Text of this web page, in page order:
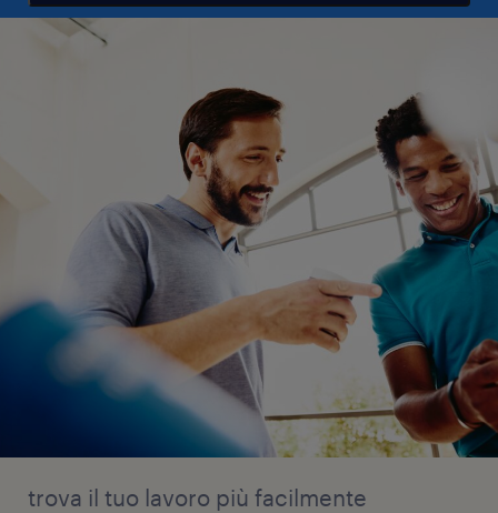
trova il tuo lavoro più facilmente